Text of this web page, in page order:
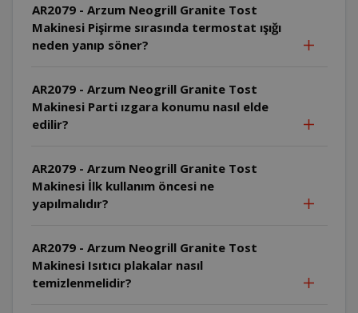
AR2079 - Arzum Neogrill Granite Tost
Makinesi Pişirme sırasında termostat ışığı
neden yanıp söner?
AR2079 - Arzum Neogrill Granite Tost
Makinesi Parti ızgara konumu nasıl elde
edilir?
AR2079 - Arzum Neogrill Granite Tost
Makinesi İlk kullanım öncesi ne
yapılmalıdır?
AR2079 - Arzum Neogrill Granite Tost
Makinesi Isıtıcı plakalar nasıl
temizlenmelidir?